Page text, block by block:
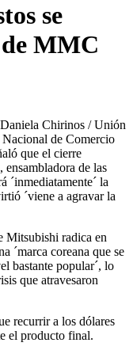
se
MMC
Chirinos / Unión
de Comercio
que el cierre
de las
´inmediatamente´ la
´viene a agravar la
Mitsubishi radica en
´marca coreana que se
bastante popular´, lo
que atravesaron
recurrir a los dólares
el producto final.